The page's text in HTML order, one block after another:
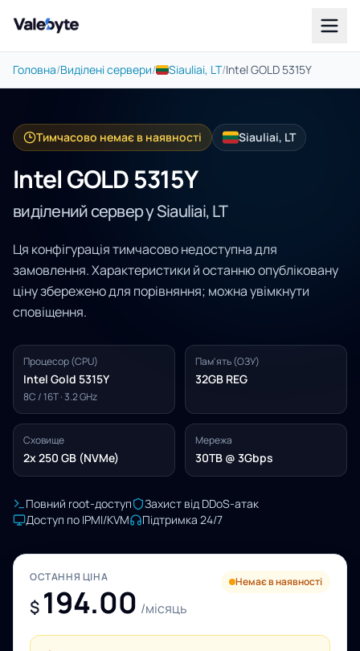
Valebyte
Головна/Виділені сервери/ Siauliai, LT/Intel GOLD 5315Y
Тимчасово немає в наявності Siauliai, LT
Intel GOLD 5315Y
виділений сервер у Siauliai, LT
Ця конфігурація тимчасово недоступна для
замовлення. Характеристики й останню опубліковану
ціну збережено для порівняння; можна увімкнути
сповіщення.
Процесор (CPU)
Intel Gold 5315Y
8C / 16T · 3.2 GHz
Пам'ять (ОЗУ)
32GB REG
Сховище
2x 250 GB (NVMe)
Мережа
30TB @ 3Gbps
Повний root-доступ
Захист від DDoS-атак
Доступ по IPMI/KVM
Підтримка 24/7
ОСТАННЯ ЦІНА
$ 194.00 /місяць
Немає в наявності